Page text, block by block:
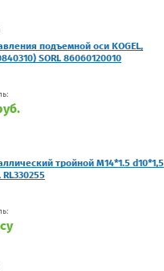
подъемной оси KOGEL,
SORL 86060120010
тройной М14*1.5 d10*1,5
RL330255